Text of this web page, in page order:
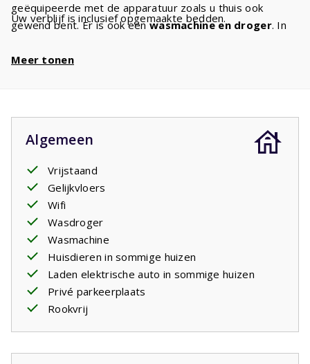
geëquipeerde met de apparatuur zoals u thuis ook
gewend bent. Er is ook eenwasmachine en droger. In
eenpersoons
allebei. Diverse villa's hebben een oplaadpunt
elektrische auto's
is kunt u dit als optioneel artikel bijboeken. Het betreft
een standaard stopcontact net als alle andere
stopcontacten in het huis. U dient evt. zelf een
verloopstekker mee te nemen.
Uw verblijf is inclusief opgemaakte bedden.
Meer tonen
Algemeen
Vrijstaand
Gelijkvloers
Wifi
Wasdroger
Wasmachine
Huisdieren in sommige huizen
Laden elektrische auto in sommige huizen
Privé parkeerplaats
Rookvrij